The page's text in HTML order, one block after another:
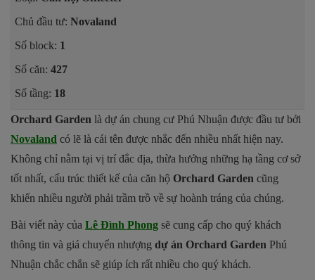
Chủ đầu tư: Novaland
Số block: 1
Số căn: 427
Số tầng: 18
Orchard Garden là dự án chung cư Phú Nhuận được đầu tư bởi
Novaland có lẽ là cái tên được nhắc đến nhiều nhất hiện nay.
Không chỉ nằm tại vị trí đắc địa, thừa hưởng những hạ tầng cơ sở
tốt nhất, cấu trúc thiết kế của căn hộ Orchard Garden cũng
khiến nhiều người phải trầm trồ về sự hoành tráng của chúng.
Bài viết này của Lê Đình Phong sẽ cung cấp cho quý khách
thông tin và giá chuyển nhượng dự án Orchard Garden Phú
Nhuận chắc chắn sẽ giúp ích rất nhiều cho quý khách.